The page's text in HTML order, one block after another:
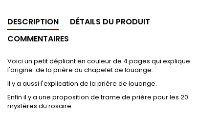
DESCRIPTION
DÉTAILS DU PRODUIT
COMMENTAIRES
Voici un petit dépliant en couleur de 4 pages qui explique
l'origine de la prière du chapelet de louange.
Il y a aussi l'explication de la prière de louange.
Enfin il y a une proposition de trame de prière pour les 20
mystères du rosaire.